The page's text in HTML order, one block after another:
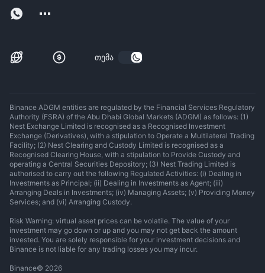
თემა
Binance ADGM entities are regulated by the Financial Services Regulatory
Authority (FSRA) of the Abu Dhabi Global Markets (ADGM) as follows: (1)
Nest Exchange Limited is recognised as a Recognised Investment
Exchange (Derivatives), with a stipulation to Operate a Multilateral Trading
Facility; (2) Nest Clearing and Custody Limited is recognised as a
Recognised Clearing House, with a stipulation to Provide Custody and
operating a Central Securities Depository; (3) Nest Trading Limited is
authorised to carry out the following Regulated Activities: (i) Dealing in
Investments as Principal; (ii) Dealing in Investments as Agent; (iii)
Arranging Deals in Investments; (iv) Managing Assets; (v) Providing Money
Services; and (vi) Arranging Custody.
Risk Warning: virtual asset prices can be volatile. The value of your
investment may go down or up and you may not get back the amount
invested. You are solely responsible for your investment decisions and
Binance is not liable for any trading losses you may incur.
Binance© 2026